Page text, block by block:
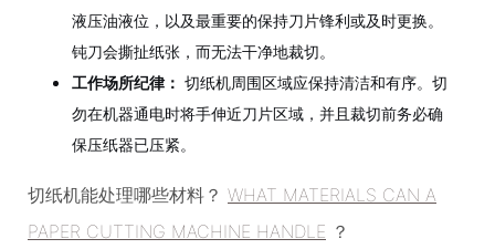
液压油液位，以及最重要的保持刀片锋利或及时更换。
钝刀会撕扯纸张，而无法干净地裁切。
工作场所纪律： 切纸机周围区域应保持清洁和有序。切
勿在机器通电时将手伸近刀片区域，并且裁切前务必确
保压纸器已压紧。
切纸机能处理哪些材料？ WHAT MATERIALS CAN A
PAPER CUTTING MACHINE HANDLE ？